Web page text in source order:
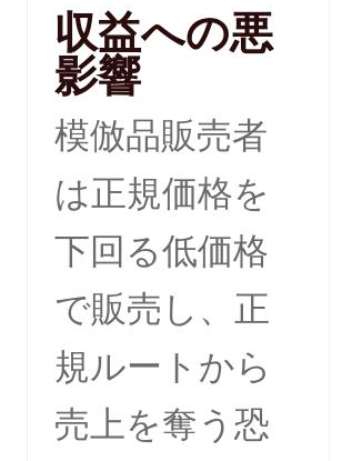
収益への悪
影響
模倣品販売者
は正規価格を
下回る低価格
で販売し、正
規ルートから
売上を奪う恐